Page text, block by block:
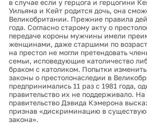
в случае если у герцога и герцогини
Уильяма и Кейт родится дочь, она
Великобритании. Прежние правила
года. Согласно старому акту о
передаче короны мужчины имели
женщинами, даже старшими по
на престол не могли претендовать
семьи, исповедующие католичество
браком с католиком. Попытки
законы о престолонаследии в
предпринимались 11 раз с 1981 года,
правительство их не поддерживало. На
правительство Дэвида Кэмерона
признав «дискриминацию в
закона».